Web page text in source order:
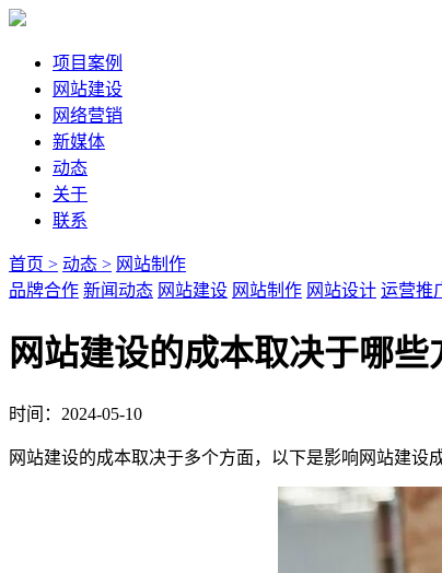
项目案例
网站建设
网络营销
新媒体
动态
关于
联系
首页 > 动态 > 网站制作
品牌合作 新闻动态 网站建设 网站制作 网站设计 运营推
网站建设的成本取决于哪些
时间：2024-05-10
网站建设的成本取决于多个方面，以下是影响网站建设